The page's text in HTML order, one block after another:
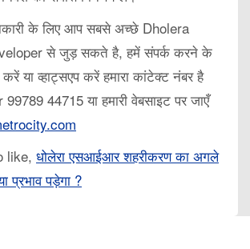
के लिए आप सबसे अच्छे Dholera
से जुड़ सकते है, हमें संपर्क करने के
या व्हाट्सएप करें हमारा कांटेक्ट नंबर है
44715 या हमारी वेबसाइट पर जाएँ
like, धोलेरा एसआईआर शहरीकरण का अगले
प्रभाव पड़ेगा ?